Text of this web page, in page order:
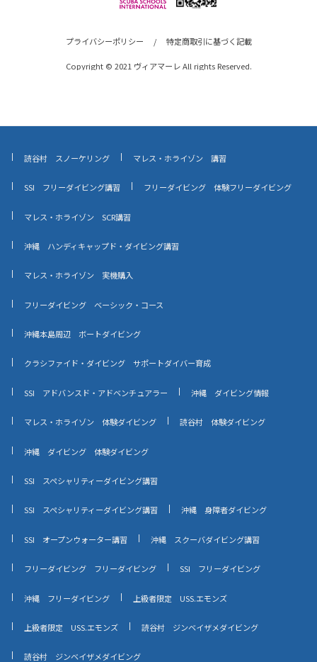
プライバシーポリシー / 特定商取引に基づく記載
Copyright © 2021 ヴィアマーレ All rights Reserved.
読谷村 スノーケリング マレス・ホライゾン 講習
SSI フリーダイビング講習 フリーダイビング 体験フリーダイビング
マレス・ホライゾン SCR講習
沖縄 ハンディキャップド・ダイビング講習
マレス・ホライゾン 実機購入
フリーダイビング ベーシック・コース
沖縄本島周辺 ボートダイビング
クラシファイド・ダイビング サポートダイバー育成
SSI アドバンスド・アドベンチュアラー 沖縄 ダイビング情報
マレス・ホライゾン 体験ダイビング 読谷村 体験ダイビング
沖縄 ダイビング 体験ダイビング
SSI スペシャリティーダイビング講習
SSI スペシャリティーダイビング講習 沖縄 身障者ダイビング
SSI オープンウォーター講習 沖縄 スクーバダイビング講習
フリーダイビング フリーダイビング SSI フリーダイビング
沖縄 フリーダイビング 上級者限定 USS.エモンズ
上級者限定 USS.エモンズ 読谷村 ジンベイザメダイビング
読谷村 ジンベイザメダイビング